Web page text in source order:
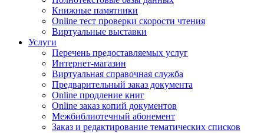
Книжные памятники
Online тест проверки скорости чтения
Виртуальные выставки
Услуги
Перечень предоставляемых услуг
Интернет-магазин
Виртуальная справочная служба
Предварительный заказ документа
Online продление книг
Online заказ копий документов
Межбиблиотечный абонемент
Заказ и редактирование тематических списков